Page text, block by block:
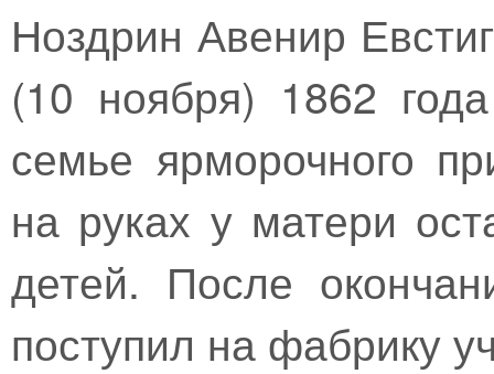
Ноздрин Авенир
(10 ноября) 1862
семье ярморочного
на руках у матери
детей. После
поступил на фабрику